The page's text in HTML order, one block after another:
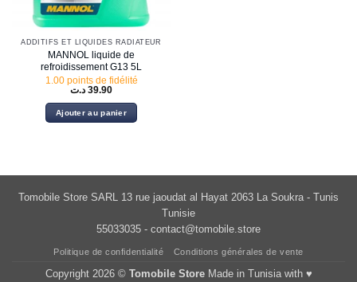
ADDITIFS ET LIQUIDES RADIATEUR
MANNOL liquide de
refroidissement G13 5L
1.00 points de fidélité
39.90 د.ت
Ajouter au panier
Tomobile Store SARL 13 rue jaoudat al Hayat 2063 La Soukra - Tunis
Tunisie
55033035 - contact@tomobile.store
Politique de confidentialité Conditions générales de vente
Copyright 2026 © Tomobile StoreMade in Tunisia with ♥